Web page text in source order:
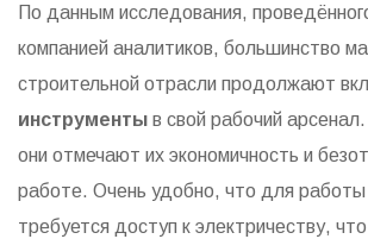
По данным исследования,
компанией аналитиков, большинство
строительной отрасли продолжают
инструменты в свой рабочий
они отмечают их экономичность и
работе. Очень удобно, что для работы
требуется доступ к электричеству,